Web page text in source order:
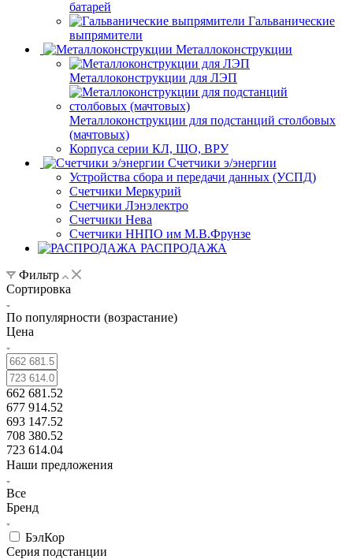
батарей
Гальванические
выпрямители
Металлоконструкции
Металлоконструкции для ЛЭП
Металлоконструкции для подстанций столбовых
(мачтовых)
Корпуса серии КЛ, ЩО, ВРУ
Счетчики э/энергии
Устройства сбора и передачи данных (УСПД)
Счетчики Меркурий
Счетчики Лэнэлектро
Счетчики Нева
Счетчики ННПО им М.В.Фрунзе
РАСПРОДАЖА
Фильтр
Сортировка
По популярности (возрастание)
Цена
662 681.52
677 914.52
693 147.52
708 380.52
723 614.04
Наши предложения
Все
Бренд
БэлКор
Серия подстанции